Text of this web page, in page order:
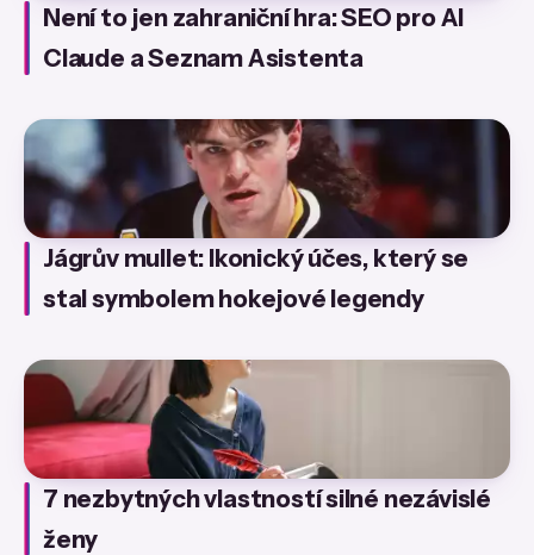
Není to jen zahraniční hra: SEO pro AI
Claude a Seznam Asistenta
Jágrův mullet: Ikonický účes, který se
stal symbolem hokejové legendy
7 nezbytných vlastností silné nezávislé
ženy